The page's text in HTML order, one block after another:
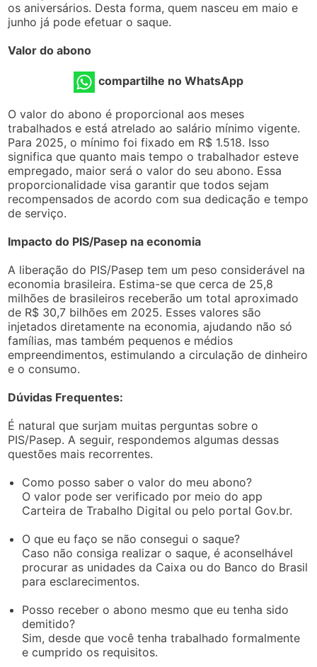
os aniversários. Desta forma, quem nasceu em maio e
junho já pode efetuar o saque.
Valor do abono
compartilhe no WhatsApp
O valor do abono é proporcional aos meses
trabalhados e está atrelado ao salário mínimo vigente.
Para 2025, o mínimo foi fixado em R$ 1.518. Isso
significa que quanto mais tempo o trabalhador esteve
empregado, maior será o valor do seu abono. Essa
proporcionalidade visa garantir que todos sejam
recompensados de acordo com sua dedicação e tempo
de serviço.
Impacto do PIS/Pasep na economia
A liberação do PIS/Pasep tem um peso considerável na
economia brasileira. Estima-se que cerca de 25,8
milhões de brasileiros receberão um total aproximado
de R$ 30,7 bilhões em 2025. Esses valores são
injetados diretamente na economia, ajudando não só
famílias, mas também pequenos e médios
empreendimentos, estimulando a circulação de dinheiro
e o consumo.
Dúvidas Frequentes:
É natural que surjam muitas perguntas sobre o
PIS/Pasep. A seguir, respondemos algumas dessas
questões mais recorrentes.
Como posso saber o valor do meu abono?
O valor pode ser verificado por meio do app
Carteira de Trabalho Digital ou pelo portal Gov.br.
O que eu faço se não consegui o saque?
Caso não consiga realizar o saque, é aconselhável
procurar as unidades da Caixa ou do Banco do Brasil
para esclarecimentos.
Posso receber o abono mesmo que eu tenha sido
demitido?
Sim, desde que você tenha trabalhado formalmente
e cumprido os requisitos.